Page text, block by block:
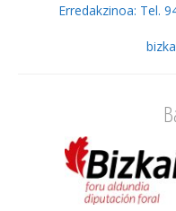
Erredakzinoa: Tel.